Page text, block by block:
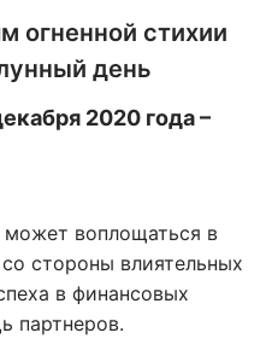
огненной стихии
день
2020 года –
может воплощаться в
стороны влиятельных
в финансовых
партнеров.